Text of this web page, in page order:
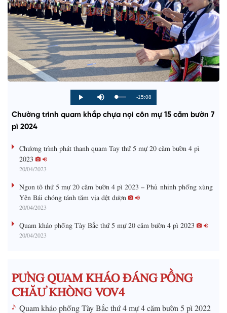
P
l
M
u
e
L
d
e
P
r
g
%
R
e
i
e
-15:08
Chường trình quam khắp chựa nọi côn mự 15 căm bườn 7
pì 2024
Chương trình phát thanh quam Tay thứ 5 mự 20 căm bườn 4 pì
2023
20/04/2023
Ngon tô thứ 5 mự 20 căm bườn 4 pì 2023 – Phủ nhinh phổng xùng
Yên Bái chóng tánh tăm vịa dệt dượn
20/04/2023
Quam kháo phổng Tày Bắc thứ 5 mự 20 căm bườn 4 pì 2023
20/04/2023
PƯNG QUAM KHÁO ĐÁNG PỒNG
CHĂƯ KHÒNG VOV4
Quam kháo phổng Tày Bắc thứ 4 mự 4 căm bườn 5 pì 2022